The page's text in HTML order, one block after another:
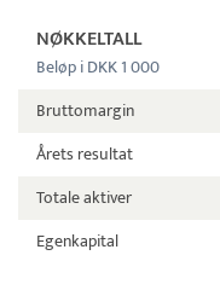
NØKKELTALL
Beløp i DKK 1 000
Bruttomargin
Årets resultat
Totale aktiver
Egenkapital